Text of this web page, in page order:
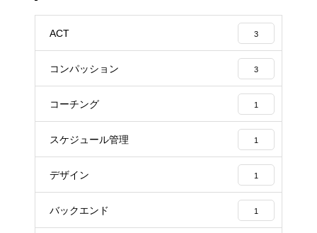
ACT 3
コンパッション 3
コーチング 1
スケジュール管理 1
デザイン 1
バックエンド 1